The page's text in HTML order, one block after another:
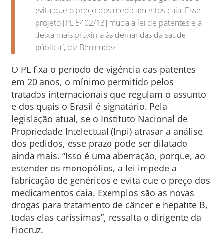
evita que o preço dos medicamentos caia. Esse
projeto [PL 5402/13] muda a lei de patentes e a
deixa mais próxima às demandas da saúde
pública”, diz Bermudez
O PL fixa o período de vigência das patentes
em 20 anos, o mínimo permitido pelos
tratados internacionais que regulam o assunto
e dos quais o Brasil é signatário. Pela
legislação atual, se o Instituto Nacional de
Propriedade Intelectual (Inpi) atrasar a análise
dos pedidos, esse prazo pode ser dilatado
ainda mais. “Isso é uma aberração, porque, ao
estender os monopólios, a lei impede a
fabricação de genéricos e evita que o preço dos
medicamentos caia. Exemplos são as novas
drogas para tratamento de câncer e hepatite B,
todas elas caríssimas”, ressalta o dirigente da
Fiocruz.